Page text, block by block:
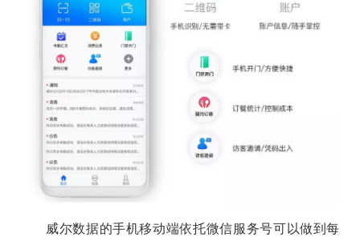
威尔数据的手机移动端依托微信服务号可以做到每